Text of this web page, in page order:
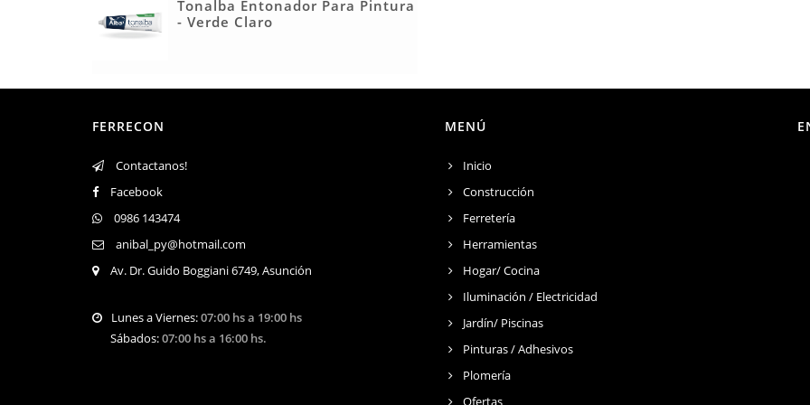
Tonalba Entonador Para Pintura
- Verde Claro
FERRECON
Contactanos!
Facebook
0986 143474
anibal_py@hotmail.com
Av. Dr. Guido Boggiani 6749, Asunción
Lunes a Viernes:07:00 hs a 19:00 hs
Sábados:07:00 hs a 16:00 hs.
MENÚ
Inicio
Construcción
Ferretería
Herramientas
Hogar/ Cocina
Iluminación / Electricidad
Jardín/ Piscinas
Pinturas / Adhesivos
Plomería
Ofertas